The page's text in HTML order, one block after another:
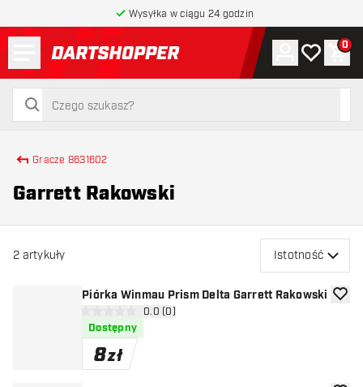
Wysyłka w ciągu 24 godzin
powrót do strony głównej
szukaj
szukaj
Konto
Moja lista
0
Gracze 8631602
Garrett Rakowski
2 artykuły Istotność
Piórka Winmau Prism Delta Garrett Rakowski
otwórz panel recenzji
0 gwiazdki oceny0.0 (0)
Dostępny
8zł